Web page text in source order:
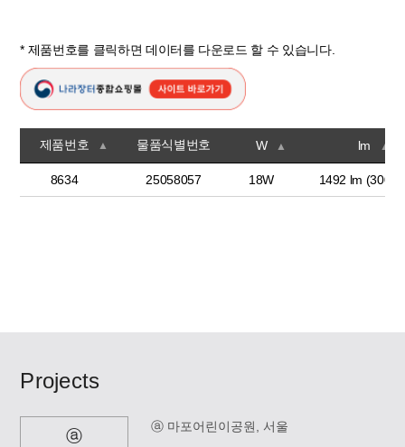
* 제품번호를 클릭하면 데이터를 다운로드 할 수 있습니다.
제품번호 ▲ 물품식별번호 W ▲ lm ▲
8634 25058057 18W 1492 lm
Projects
ⓐ
ⓐ 마포어린이공원, 서울